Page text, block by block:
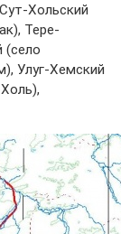
Хольский
Тере-
(село
Улуг-Хемский